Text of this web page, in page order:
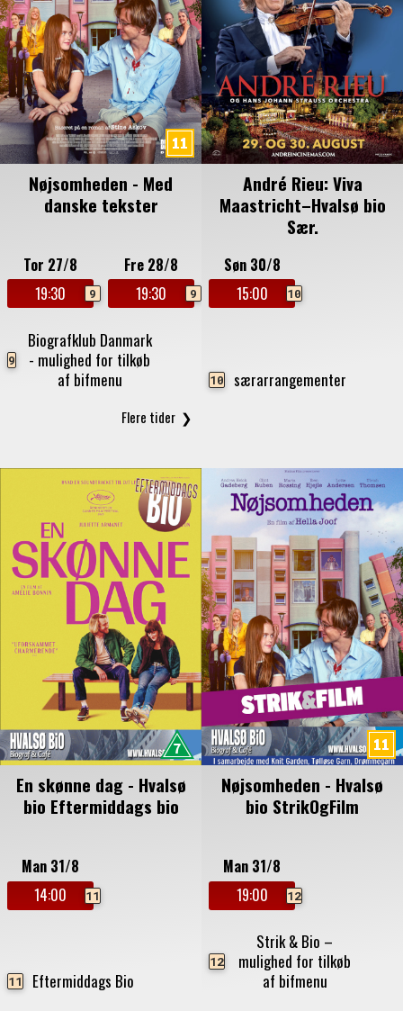
Nøjsomheden - Med
danske tekster
Tor 27/8
19:30
9
Fre 28/8
19:30
9
9
Biografklub Danmark
- mulighed for tilkøb
af bifmenu
André Rieu: Viva
Maastricht–Hvalsø bio
Sær.
Søn 30/8
15:00
10
10 særarrangementer
En skønne dag - Hvalsø
bio Eftermiddags bio
Man 31/8
14:00
11
11 Eftermiddags Bio
Nøjsomheden - Hvalsø
bio StrikOgFilm
Man 31/8
19:00
12
12
Strik & Bio –
mulighed for tilkøb
af bifmenu